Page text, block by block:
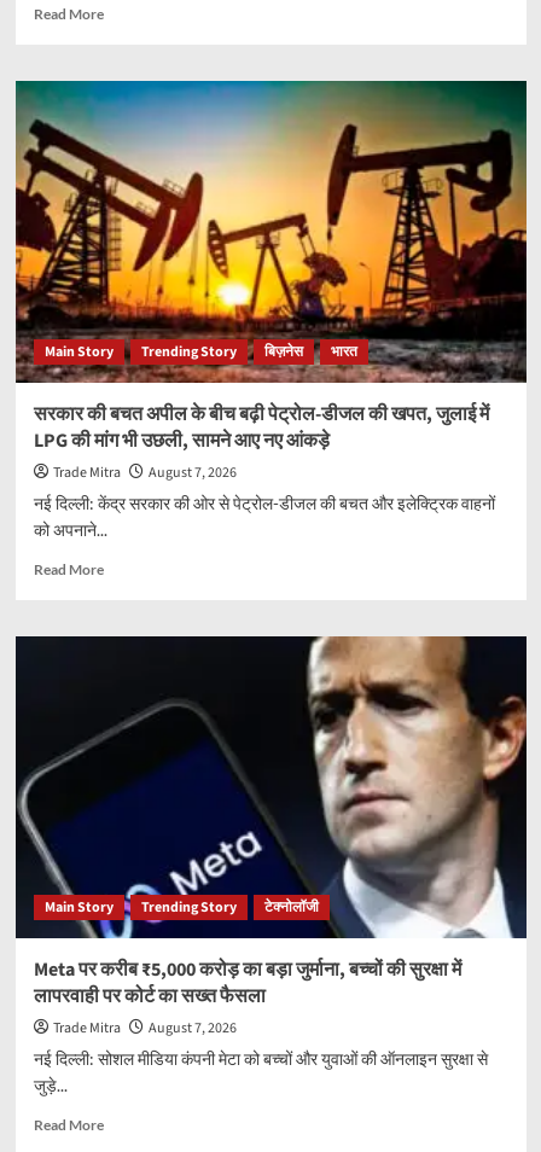
Read MoreRead
भारतवंशी
अनिल
मेनन
का
अंतरिक्ष
में
कमाल,
पहली
स्पेसवॉक
में
ISS
की
ताकत
बढ़ाने
वाला
अहम
मिशन
किया
पूरा
Main Story Trending Story बिज़नेस भारत
सरकार की बचत अपील के बीच बढ़ी पेट्रोल-डीजल की खपत, जुलाई में
LPG की मांग भी उछली, सामने आए नए आंकड़े
Trade Mitra
August 7, 2026
नई दिल्ली: केंद्र सरकार की ओर से पेट्रोल-डीजल की बचत और इलेक्ट्रिक वाहनों
को अपनाने...
Read MoreRead
सरकार
के
पेट्रोल-
जुलाई
में
LPG
मांग
भी
उछली,
सामने
आए
Main Story Trending Story टेक्नोलॉजी
Meta पर करीब ₹5,000 करोड़ का बड़ा जुर्माना, बच्चों की सुरक्षा में
लापरवाही पर कोर्ट का सख्त फैसला
Trade Mitra
August 7, 2026
नई दिल्ली: सोशल मीडिया कंपनी मेटा को बच्चों और युवाओं की ऑनलाइन सुरक्षा से
जुड़े...
Read MoreRead